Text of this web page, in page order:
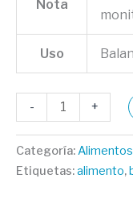
Nota
Uso
- +
Categoría:
Etiquetas:alimento,